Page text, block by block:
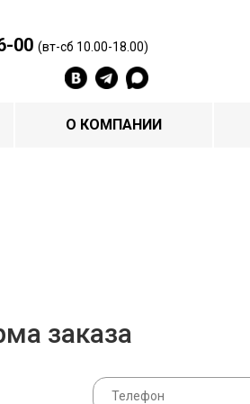
00 (вт-сб 10.00-18.00)
О КОМПАНИИ
заказа